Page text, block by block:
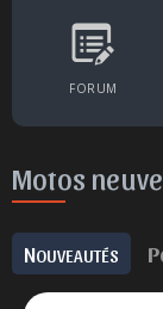
FORUM
Motos
NOUVEAUTÉS P